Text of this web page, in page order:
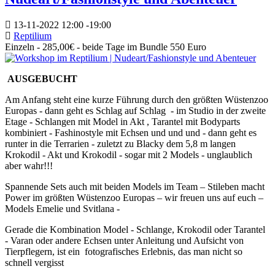
13-11-2022 12:00 -19:00
Reptilium
Einzeln - 285,00€ - beide Tage im Bundle 550 Euro
AUSGEBUCHT
Am Anfang steht eine kurze Führung durch den größten Wüstenzoo
Europas - dann geht es Schlag auf Schlag - im Studio in der zweite
Etage - Schlangen mit Model in Akt , Tarantel mit Bodyparts
kombiniert - Fashinostyle mit Echsen und und und - dann geht es
runter in die Terrarien - zuletzt zu Blacky dem 5,8 m langen
Krokodil - Akt und Krokodil - sogar mit 2 Models - unglaublich
aber wahr!!!
Spannende Sets auch mit beiden Models im Team – Stileben macht
Power im größten Wüstenzoo Europas – wir freuen uns auf euch –
Models Emelie und Svitlana -
Gerade die Kombination Model - Schlange, Krokodil oder Tarantel
- Varan oder andere Echsen unter Anleitung und Aufsicht von
Tierpflegern, ist ein fotografisches Erlebnis, das man nicht so
schnell vergisst